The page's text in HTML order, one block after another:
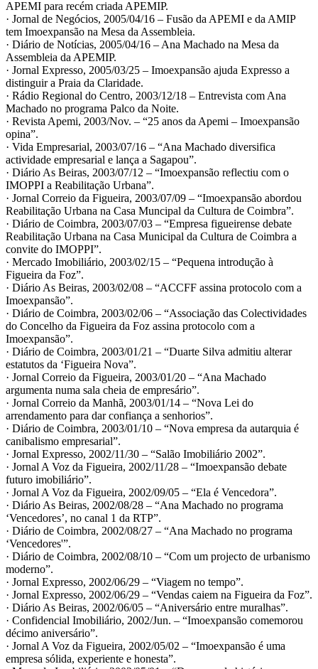
APEMI para recém criada APEMIP.
· Jornal de Negócios, 2005/04/16 – Fusão da APEMI e da AMIP
tem Imoexpansão na Mesa da Assembleia.
· Diário de Notícias, 2005/04/16 – Ana Machado na Mesa da
Assembleia da APEMIP.
· Jornal Expresso, 2005/03/25 – Imoexpansão ajuda Expresso a
distinguir a Praia da Claridade.
· Rádio Regional do Centro, 2003/12/18 – Entrevista com Ana
Machado no programa Palco da Noite.
· Revista Apemi, 2003/Nov. – “25 anos da Apemi – Imoexpansão
opina”.
· Vida Empresarial, 2003/07/16 – “Ana Machado diversifica
actividade empresarial e lança a Sagapou”.
· Diário As Beiras, 2003/07/12 – “Imoexpansão reflectiu com o
IMOPPI a Reabilitação Urbana”.
· Jornal Correio da Figueira, 2003/07/09 – “Imoexpansão abordou
Reabilitação Urbana na Casa Muncipal da Cultura de Coimbra”.
· Diário de Coimbra, 2003/07/03 – “Empresa figueirense debate
Reabilitação Urbana na Casa Municipal da Cultura de Coimbra a
convite do IMOPPI”.
· Mercado Imobiliário, 2003/02/15 – “Pequena introdução à
Figueira da Foz”.
· Diário As Beiras, 2003/02/08 – “ACCFF assina protocolo com a
Imoexpansão”.
· Diário de Coimbra, 2003/02/06 – “Associação das Colectividades
do Concelho da Figueira da Foz assina protocolo com a
Imoexpansão”.
· Diário de Coimbra, 2003/01/21 – “Duarte Silva admitiu alterar
estatutos da ‘Figueira Nova”.
· Jornal Correio da Figueira, 2003/01/20 – “Ana Machado
argumenta numa sala cheia de empresário”.
· Jornal Correio da Manhã, 2003/01/14 – “Nova Lei do
arrendamento para dar confiança a senhorios”.
· Diário de Coimbra, 2003/01/10 – “Nova empresa da autarquia é
canibalismo empresarial”.
· Jornal Expresso, 2002/11/30 – “Salão Imobiliário 2002”.
· Jornal A Voz da Figueira, 2002/11/28 – “Imoexpansão debate
futuro imobiliário”.
· Jornal A Voz da Figueira, 2002/09/05 – “Ela é Vencedora”.
· Diário As Beiras, 2002/08/28 – “Ana Machado no programa
‘Vencedores’, no canal 1 da RTP”.
· Diário de Coimbra, 2002/08/27 – “Ana Machado no programa
‘Vencedores'”.
· Diário de Coimbra, 2002/08/10 – “Com um projecto de urbanismo
moderno”.
· Jornal Expresso, 2002/06/29 – “Viagem no tempo”.
· Jornal Expresso, 2002/06/29 – “Vendas caiem na Figueira da Foz”.
· Diário As Beiras, 2002/06/05 – “Aniversário entre muralhas”.
· Confidencial Imobiliário, 2002/Jun. – “Imoexpansão comemorou
décimo aniversário”.
· Jornal A Voz da Figueira, 2002/05/02 – “Imoexpansão é uma
empresa sólida, experiente e honesta”.